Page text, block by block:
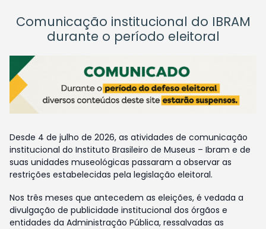
Comunicação institucional do IBRAM
durante o período eleitoral
Desde 4 de julho de 2026, as atividades de comunicação
institucional do Instituto Brasileiro de Museus – Ibram e de
suas unidades museológicas passaram a observar as
restrições estabelecidas pela legislação eleitoral.
Nos três meses que antecedem as eleições, é vedada a
divulgação de publicidade institucional dos órgãos e
entidades da Administração Pública, ressalvadas as